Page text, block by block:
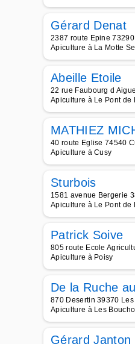
Gérard Denat
2387 route Epine
Apiculture à La Motte
Abeille Etoile
22 rue Faubourg d
Apiculture à Le Pont de
MATHIEZ
40 route Eglise 74540
Apiculture à Cusy
Sturbois
1581 avenue Bergerie
Apiculture à Le Pont de
Patrick Soive
805 route Ecole
Apiculture à Poisy
De la Ruche
870 Desertin 39370
Apiculture à Les
Gérard Janton